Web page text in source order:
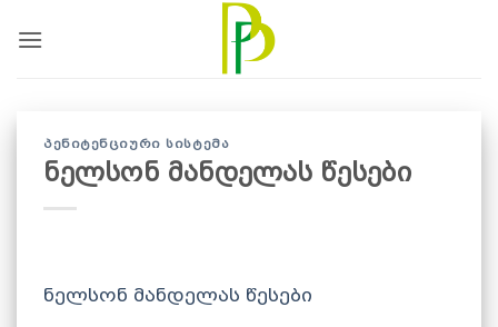
ᲞᲔᲜᲘᲢᲔᲜᲪᲘᲣᲠᲘ ᲡᲘᲡᲢᲔᲛᲐ
ნელსონ მანდელას წესები
ნელსონ მანდელას წესები